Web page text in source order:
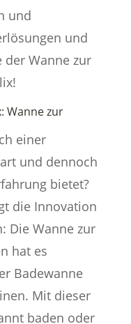
und
und
der Wanne zur
Wanne zur
einer
und dennoch
bietet?
die Innovation
Die Wanne zur
hat es
Badewanne
Mit dieser
baden oder